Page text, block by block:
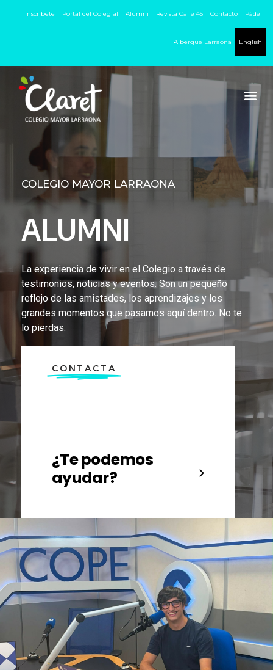
Inscríbete Portal del Colegial Alumni Revista Calle 45 Contacto Pádel
Albergue Larraona English
COLEGIO MAYOR LARRAONA
ALUMNI
La experiencia de vivir en el Colegio a través de
testimonios, noticias y eventos. Son un pequeño
reflejo de las amistades, los aprendizajes y los
grandes momentos que pasamos aquí dentro. No te
lo pierdas.
CONTACTA
¿Te podemos
ayudar?